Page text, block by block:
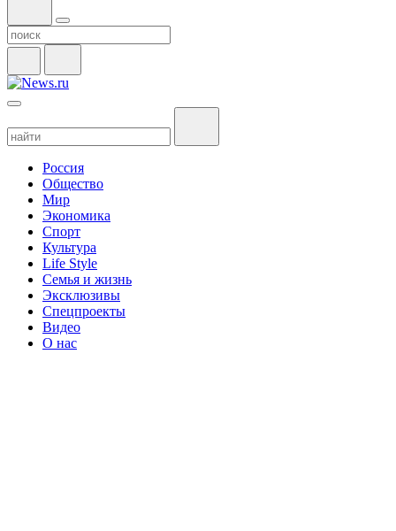
Россия
Общество
Мир
Экономика
Спорт
Культура
Life Style
Семья и жизнь
Эксклюзивы
Спецпроекты
Видео
О нас